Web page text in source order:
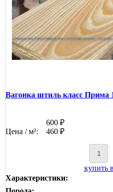
Вагонка штиль класс Прима
600 ₽
Цена / м²:
460 ₽
купить
Характеристики: